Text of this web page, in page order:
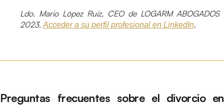
Ldo. Mario López Ruiz, CEO de LOGARM ABOGADOS
2023. Acceder a su perfil profesional en LinkedIn.
Preguntas frecuentes sobre el divorcio en